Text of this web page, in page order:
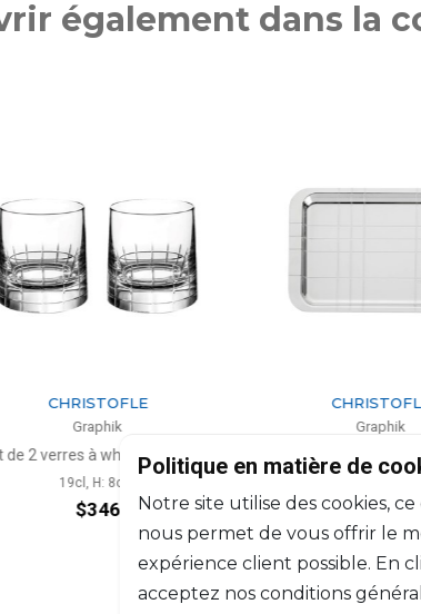
également dans la
CHRISTOFLE
Graphik
verres à whisky en cristal
19cl, H: 8cm
$346
CHRISTOFLE
Graphik
Plateau rectangulaire en
$504
Politique en matière de
Notre site utilise des cookies,
nous permet de vous offrir le
expérience client possible. En
acceptez nos conditions